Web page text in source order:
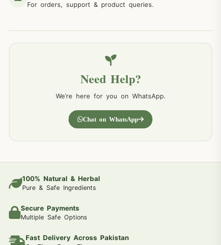
For orders, support & product queries.
Need Help?
We’re here for you on WhatsApp.
Chat on WhatsApp
100% Natural & Herbal
Pure & Safe Ingredients
Secure Payments
Multiple Safe Options
Fast Delivery Across Pakistan